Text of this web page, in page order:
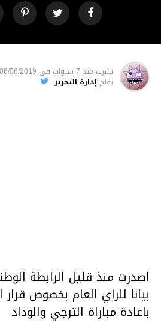
نشرت منذ 7 سنوات فى 06/06/2019
بقلم إدارة التحرير
اصدرت منذ قليل الرابطة
بيانا للراي العام بخصوص قرار
باعادة مباراة الترجي والوداد